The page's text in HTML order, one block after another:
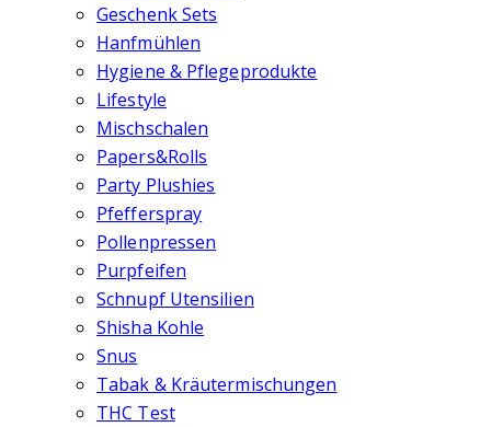
Geschenk Sets
Hanfmühlen
Hygiene & Pflegeprodukte
Lifestyle
Mischschalen
Papers&Rolls
Party Plushies
Pfefferspray
Pollenpressen
Purpfeifen
Schnupf Utensilien
Shisha Kohle
Snus
Tabak & Kräutermischungen
THC Test